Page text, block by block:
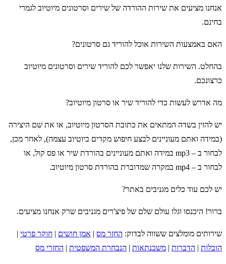
אנחנו מציעים את שירות ההורדה של שירים וסרטונים מיוטיוב לגמרי
בחינם.
האם באמצעות השירות אוכל להוריד גם סרטונים?
בהחלט. השירות שלנו יאפשר לכם להוריד שירים וסרטונים מיוטיוב
כרצונכם.
מה אדרש לעשות כדי להוריד שיר או סרטון מיוטיוב?
יש להזין בשדה המתאים את כתובת הסרטון מיוטיוב, או את שם היצירה
(במידה ואתם מעוניינים לבצע חיפוש מקדים ביוטיוב עצמה), לאחר מכן,
לבחור ב – mp3 במידה ואתם מעוניינים בהורדת שיר או פס קול, או
לבחור ב – mp4 במקרה שמדוברת בהורדת סרטון מיוטיוב.
יש לכם עוד כלים מגניבים באתר?
ברור! היכנסו וגלו עולם שלם של פיצ'רים מגניבים שרק אנחנו מציעים.
שירותים מומלצים ששווה לבדוק: החזר מס | אמן חושים | חוקר פרטי |
הובלות | הדברות | משכנתאות | הנבחרת המשפטית | החזרי מס